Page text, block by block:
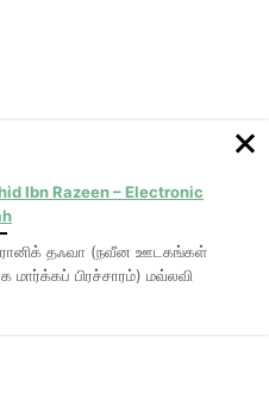
Lectures
bayans
Ibn Razeen – Electronic
தஃவா (நவீன ஊடகங்கள்
மார்க்கப் பிரச்சாரம்) மவ்லவி